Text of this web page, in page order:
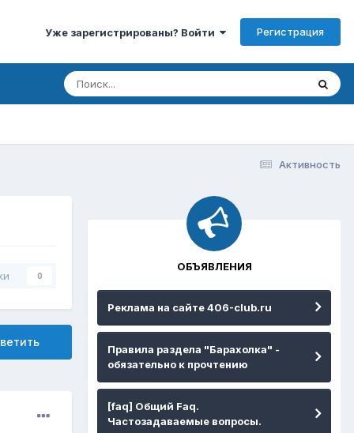
Уже зарегистрированы? Войти Регистрация
Активность
0
ОБЪЯВЛЕНИЯ
Реклама на сайте 406-club.ru
Правила раздела "Барахолка" -
обязательно к прочтению
[faq] Общий Faq.
Частозадаваемые вопросы.